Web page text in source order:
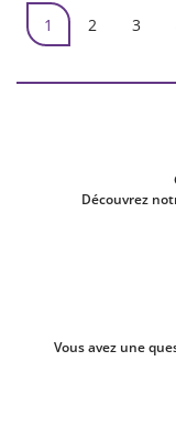
Pagination
Page courante
1 Page
2 Page
3
Découvrez
Vous avez une